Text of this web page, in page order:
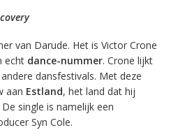
van Darude. Het is Victor Crone
echt dance-nummer. Crone lijkt
dansfestivals. Met deze
aan Estland, het land dat hij
single is namelijk een
Syn Cole.